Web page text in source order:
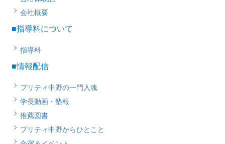
会社概要
■指導料について
指導料
■情報配信
プリティ中野の一門入魂
学長動画・塾報
推薦図書
プリティ中野からひとこと